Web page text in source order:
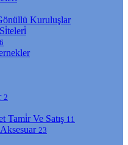
Kuruluşlar
6
2
Tami̇r Ve Satış 11
23